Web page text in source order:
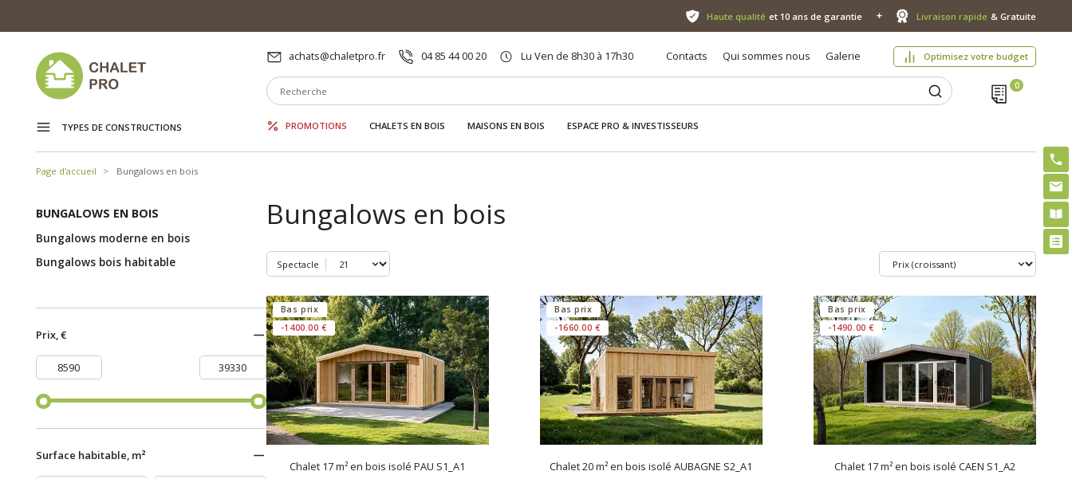
Haute qualité et 10 ans de garantie Livraison rapide & Gratuite
achats@chaletpro.fr 04 85 44 00 20 Lu Ven de 8h30 à 17h30 Contacts Qui sommes nous Galerie Optimisez votre budget
TYPES DE CONSTRUCTIONS PROMOTIONS CHALETS EN BOIS MAISONS EN BOIS ESPACE PRO & INVESTISSEURS
Page d'accueil Bungalows en bois
BUNGALOWS EN BOIS
Bungalows moderne en bois
Bungalows bois habitable
Prix, €
Surface habitable, m²
Bungalows en bois
Spectacle
Bas prix
-1400.00 €
Chalet 17 m² en bois isolé PAU S1_A1
Bas prix
-1660.00 €
Chalet 20 m² en bois isolé AUBAGNE S2_A1
Bas prix
-1490.00 €
Chalet 17 m² en bois isolé CAEN S1_A2